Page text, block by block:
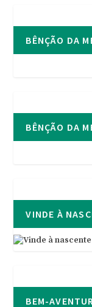
BÊNÇÃO DA
BÊNÇÃO DA
VINDE À
BEM-